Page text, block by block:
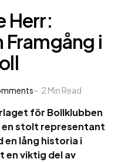
Herr:
Framgång i
2 Min Read
för Bollklubben
en stolt representant
lång historia i
en viktig del av